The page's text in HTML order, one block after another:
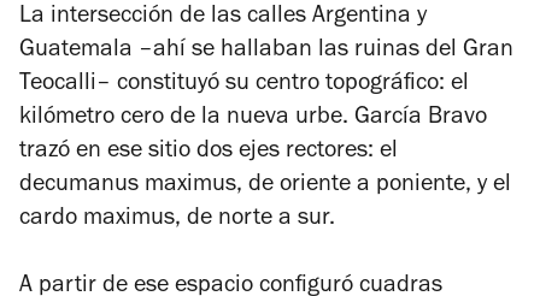
La intersección de las calles Argentina y
Guatemala –ahí se hallaban las ruinas del Gran
Teocalli– constituyó su centro topográfico: el
kilómetro cero de la nueva urbe. García Bravo
trazó en ese sitio dos ejes rectores: el
decumanus maximus, de oriente a poniente, y el
cardo maximus, de norte a sur.
A partir de ese espacio configuró cuadras